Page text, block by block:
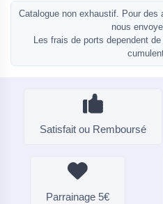
Catalogue non exhaustif. Pour
nous
Les frais de ports dependent
Satisfait ou Remboursé
Parrainage 5€